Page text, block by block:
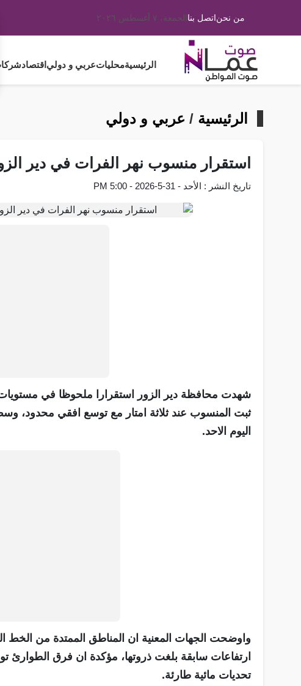
من نحناتصل بناالجمعة، ٧ أغسطس ٢٠٢٦
الرئيسيةمحلياتعربي و دولي اقتصاد
الرئيسية / عربي و دولي
استقرار منسوب نهر الفرات في دير
تاريخ النشر : الأحد - 31-5-2026 - 5:00 PM
شهدت محافظة دير الزور استقرارا ملحوظا في
ثبت المنسوب عند ثلاثة امتار مع توسع افقي محدود،
اليوم الاحد.
واوضحت الجهات المعنية ان المناطق الممتدة من الخط
ارتفاعات سابقة بلغت ذروتها، مؤكدة ان فرق الطوارئ
تحديات مائية طارئة.